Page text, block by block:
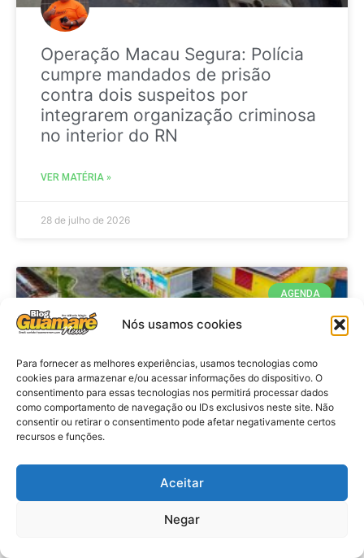
Nós usamos cookies
Para fornecer as melhores experiências, usamos tecnologias como
cookies para armazenar e/ou acessar informações do dispositivo. O
consentimento para essas tecnologias nos permitirá processar dados
como comportamento de navegação ou IDs exclusivos neste site. Não
consentir ou retirar o consentimento pode afetar negativamente certos
recursos e funções.
Aceitar
Negar
Operação Macau Segura: Polícia
cumpre mandados de prisão
contra dois suspeitos por
integrarem organização criminosa
no interior do RN
VER MATÉRIA »
28 de julho de 2026
AGENDA
Agenda: 10ª Mostra Pedagógica
da Casa Durval Paiva acontecerá
nesta quarta-feira (29)